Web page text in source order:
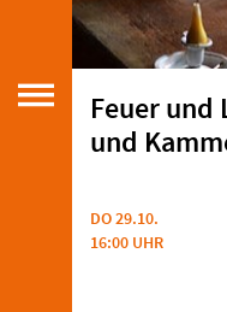
Feuer und
und
DO 29.10.
16:00 UHR